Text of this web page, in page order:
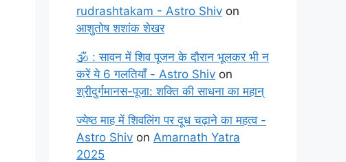
rudrashtakam - Astro Shiv on
आशुतोष शशांक शेखर
🕉️ : सावन में शिव पूजन के दौरान भूलकर भी न
करें ये 6 गलतियाँ - Astro Shiv on
श्रीदुर्गमानस-पूजा: शक्ति की साधना का महान्
ज्येष्ठ माह में शिवलिंग पर दूध चढ़ाने का महत्व -
Astro Shiv on Amarnath Yatra
2025